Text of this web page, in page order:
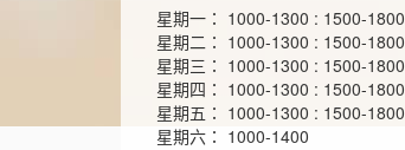
星期一： 1000-1300 : 1500-1800
星期二： 1000-1300 : 1500-1800
星期三： 1000-1300 : 1500-1800
星期四： 1000-1300 : 1500-1800
星期五： 1000-1300 : 1500-1800
星期六： 1000-1400